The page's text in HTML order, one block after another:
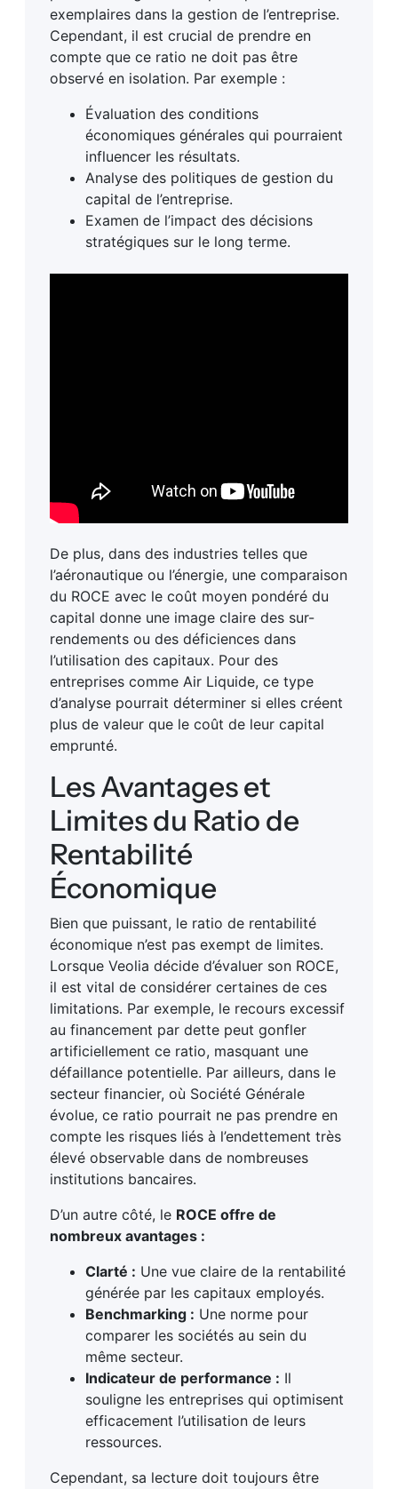
exemplaires dans la gestion de l’entreprise.
Cependant, il est crucial de prendre en
compte que ce ratio ne doit pas être
observé en isolation. Par exemple :
Évaluation des conditions
économiques générales qui pourraient
influencer les résultats.
Analyse des politiques de gestion du
capital de l’entreprise.
Examen de l’impact des décisions
stratégiques sur le long terme.
De plus, dans des industries telles que
l’aéronautique ou l’énergie, une comparaison
du ROCE avec le coût moyen pondéré du
capital donne une image claire des sur-
rendements ou des déficiences dans
l’utilisation des capitaux. Pour des
entreprises comme Air Liquide, ce type
d’analyse pourrait déterminer si elles créent
plus de valeur que le coût de leur capital
emprunté.
Les Avantages et
Limites du Ratio de
Rentabilité
Économique
Bien que puissant, le ratio de rentabilité
économique n’est pas exempt de limites.
Lorsque Veolia décide d’évaluer son ROCE,
il est vital de considérer certaines de ces
limitations. Par exemple, le recours excessif
au financement par dette peut gonfler
artificiellement ce ratio, masquant une
défaillance potentielle. Par ailleurs, dans le
secteur financier, où Société Générale
évolue, ce ratio pourrait ne pas prendre en
compte les risques liés à l’endettement très
élevé observable dans de nombreuses
institutions bancaires.
D’un autre côté, le ROCE offre de
nombreux avantages :
Clarté : Une vue claire de la rentabilité
générée par les capitaux employés.
Benchmarking : Une norme pour
comparer les sociétés au sein du
même secteur.
Indicateur de performance : Il
souligne les entreprises qui optimisent
efficacement l’utilisation de leurs
ressources.
Cependant, sa lecture doit toujours être